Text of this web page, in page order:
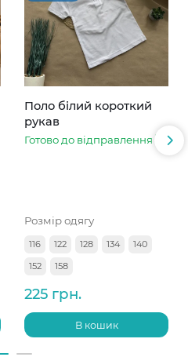
Поло білий короткий
рукав
Готово до відправлення
Розмір одягу
116 122 128 134
140
152
158
225 грн.
В кошик